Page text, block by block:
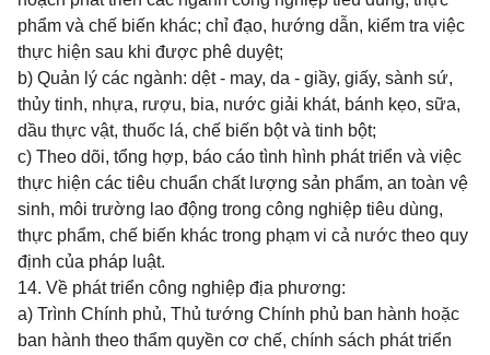
phẩm và chế biến khác; chỉ đạo, hướng dẫn, kiểm tra việc
thực hiện sau khi được phê duyệt;
b) Quản lý các ngành: dệt - may, da - giầy, giấy, sành sứ,
thủy tinh, nhựa, rượu, bia, nước giải khát, bánh kẹo, sữa,
dầu thực vật, thuốc lá, chế biến bột và tinh bột;
c) Theo dõi, tổng hợp, báo cáo tình hình phát triển và việc
thực hiện các tiêu chuẩn chất lượng sản phẩm, an toàn vệ
sinh, môi trường lao động trong công nghiệp tiêu dùng,
thực phẩm, chế biến khác trong phạm vi cả nước theo quy
định của pháp luật.
14. Về phát triển công nghiệp địa phương:
a) Trình Chính phủ, Thủ tướng Chính phủ ban hành hoặc
ban hành theo thẩm quyền cơ chế, chính sách phát triển